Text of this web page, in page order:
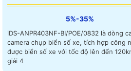
5%-35%
iDS-ANPR403NF-BI/POE/0832 là dòng
camera chụp biển số xe, tích hợp công
được biển số xe với tốc độ lên đến
giải 4